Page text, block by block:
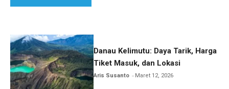
Danau Kelimutu: Daya Tarik, Harga
Tiket Masuk, dan Lokasi
Aris Susanto Maret 12, 2026